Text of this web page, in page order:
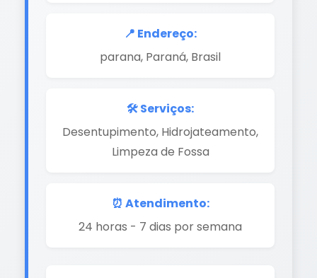
📍 Endereço:
parana, Paraná, Brasil
🛠️ Serviços:
Desentupimento, Hidrojateamento,
Limpeza de Fossa
⏰ Atendimento:
24 horas - 7 dias por semana